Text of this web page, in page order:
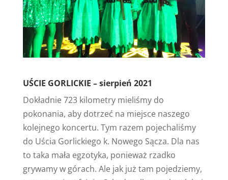
UŚCIE GORLICKIE – sierpień 2021
Dokładnie 723 kilometry mieliśmy do
pokonania, aby dotrzeć na miejsce naszego
kolejnego koncertu. Tym razem pojechaliśmy
do Uścia Gorlickiego k. Nowego Sącza. Dla nas
to taka mała egzotyka, ponieważ rzadko
grywamy w górach. Ale jak już tam pojedziemy,